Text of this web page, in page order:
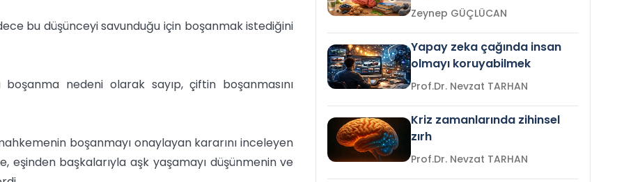
bu düşünceyi savunduğu için boşanmak istediğini
boşanma nedeni olarak sayıp, çiftin boşanmasını
boşanmayı onaylayan kararını inceleyen
başkalarıyla aşk yaşamayı düşünmenin ve
Zeynep GÜÇLÜCAN
Yapay zeka çağında insan
olmayı koruyabilmek
Prof.Dr. Nevzat TARHAN
Kriz zamanlarında zihinsel
zırh
Prof.Dr. Nevzat TARHAN